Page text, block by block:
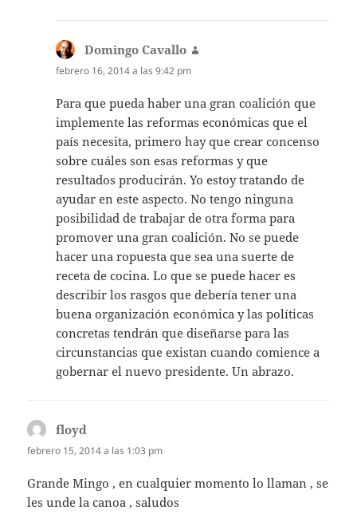
Domingo Cavallo
febrero 16, 2014 a las 9:42 pm
Para que pueda haber una gran coalición que
implemente las reformas económicas que el
país necesita, primero hay que crear concenso
sobre cuáles son esas reformas y que
resultados producirán. Yo estoy tratando de
ayudar en este aspecto. No tengo ninguna
posibilidad de trabajar de otra forma para
promover una gran coalición. No se puede
hacer una ropuesta que sea una suerte de
receta de cocina. Lo que se puede hacer es
describir los rasgos que debería tener una
buena organización económica y las políticas
concretas tendrán que diseñarse para las
circunstancias que existan cuando comience a
gobernar el nuevo presidente. Un abrazo.
floyd
febrero 15, 2014 a las 1:03 pm
Grande Mingo , en cualquier momento lo llaman , se
les unde la canoa , saludos